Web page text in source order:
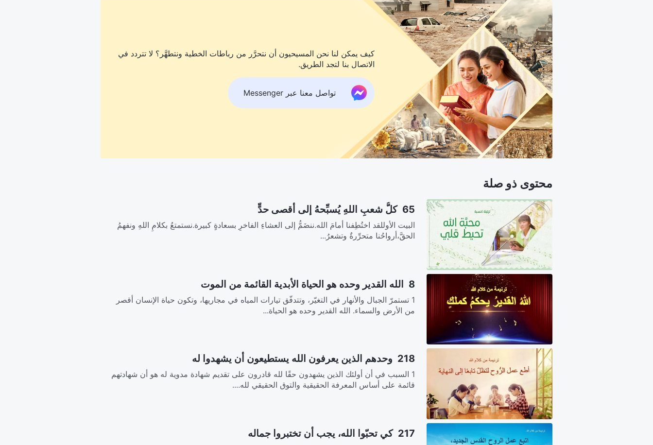
كيف يمكن لنا نحن المسيحيون أن نتحرَّر من رباطات الخطية ونتطهَّر؟ لا تتردد في
الاتصال بنا لتجد الطريق.
تواصل معنا عبر Messenger
محتوى ذو صلة
65 كلُّ شعبِ اللهِ يُسبِّحهُ إلى أقصى حدٍّ
البيت الأوللقد اختُطِفنا أمامَ الله.ننضَمُّ إلى العشاءِ الفاخرِ بسعادةٍ كبيرة.نستمتعُ بكلامِ اللهِ ونفهمُ
الحقَّ،أرواحُنا متحرِّرةٌ وتشعرُ...
8 الله القدير وحده هو الحياة الأبدية القائمة من الموت
1 تستمرّ الجبال والأنهار في التغيّر، وتتدفّق تيارات المياه في مجاريها، وتكون حياة الإنسان أقصر
من الأرض والسماء. الله القدير وحده هو الحياة...
218 وحدهم الذين يعرفون الله يستطيعون أن يشهدوا له
1 السبب في أن أولئك الذين يشهدون حقًا لله قادرون على تقديم شهادة مدوية له هو أن شهادتهم
قائمة على أساس المعرفة الحقيقية والتوق الحقيقي لله....
217 كي تحبّوا الله، يجب أن تختبروا جماله